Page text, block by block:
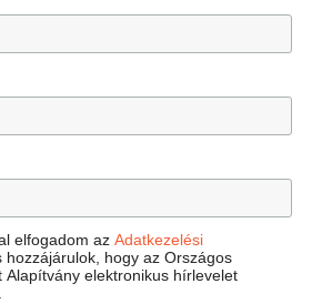
elfogadom az Adatkezelési
hozzájárulok, hogy az Országos
Alapítvány elektronikus hírlevelet